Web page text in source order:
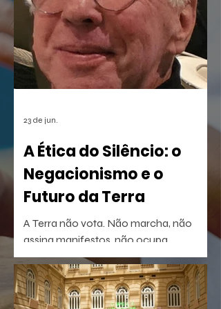
musical infantil A Borboleta Sem Asas e
a homenagem nortista
A Ética do Silêncio: o
Negacionismo e o
Futuro da Terra
A Terra não vota. Não marcha, não
assina manifestos, não ocupa
palanques. Talvez por isso seja tão fácil
esquecê-la.
23 de jun.